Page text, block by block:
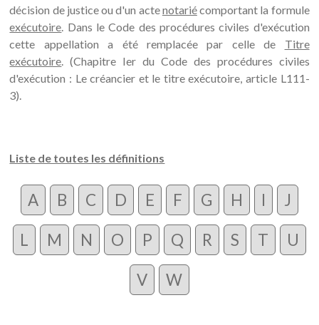
décision de justice ou d'un actenotariécomportant la formule
exécutoire. Dans le Code des procédures civiles d'exécution
cette appellation a été remplacée par celle de Titre
exécutoire. (Chapitre Ier du Code des procédures civiles
d'exécution : Le créancier et le titre exécutoire, article L111-
3).
Liste de toutes les définitions
A B C D E F G H I J
L M N O P Q R S T U
V W